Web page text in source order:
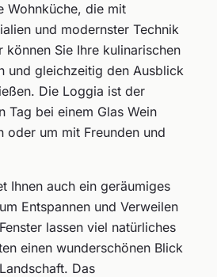
Wohnküche, die mit
und modernster Technik
können Sie Ihre kulinarischen
und gleichzeitig den Ausblick
Die Loggia ist der
Tag bei einem Glas Wein
oder um mit Freunden und
Ihnen auch ein geräumiges
Entspannen und Verweilen
lassen viel natürliches
einen wunderschönen Blick
Das